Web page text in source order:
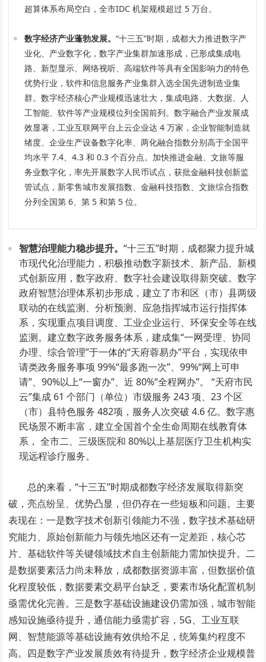
超算体系布局空白，全市IDC 机架规模超过 5 万台。
数字经济产业蓬勃发展。“十三五”时期，成都大力推进数字产
业化、产业数字化，数字产业集群加速形成，已形成集成电
路、新型显示、网络视听、高端软件等具有全国影响力的特色
优势行业，软件和信息服务产业集群入选全国先进制造业集
群。数字经济核心产业规模迅速壮大，集成电路、大数据、人
工智能、软件等产业规模位列全国前列。数字融合产业发展成
效显著，工业互联网平台上云企业达 4 万家，企业智能制造就
绪度、企业生产设备数字化率、两化融合指数分别高于全国平
均水平 7.4、4.3 和 0.3 个百分点。加快推进金融、文旅等服
务业数字化，率先开展数字人民币试点，获批金融科技创新监
管试点，新零售城市发展指数、金融科技指数、文旅综合指数
分列全国第 6、第 5 和第 5 位。
智慧治理能力稳步提升。“十三五”时期，成都聚力提升城
市现代化治理能力，积极推动数字新技术、新产品、新模
式创新应用，数字政府、数字社会建设取得新突破。数字
政府智慧治理体系初步形成，建立了市和区（市）县两级
联动的在线监测、分析预测、应急指挥城市运行指挥体
系，实现重点项目调度、工业企业运行、环保安全等在线
监测。建立数字政务服务体系，建成集“一网受理、协同
办理、综合管理”于一体的“天府蓉易办”平台，实现依申
请类政务服务事项 99%“最多跑一次”、99%“网上可申
请”、90%以上“一窗办”、近 80%“全程网办”。 “天府市民
云”集成 61 个部门（单位）市级服务 243 项、23 个区
（市）县特色服务 482项，服务人次突破 4.6 亿。数字惠
民场景不断丰富，建立全国首个全生命周期在线教育体
系， 全市二、三级医院和 80%以上基层医疗卫生机构实
现远程诊疗服务。
总的来看，“十三五”时期成都数字经济发展取得新突
破，亮点纷呈、优势凸显，但仍存在一些短板和问题。主要
表现在：一是数字技术创新引领能力不强，数字技术基础研
究能力、原始创新能力与领先地区还有一定差距，核心芯
片、基础软件等关键领域技术自主创新能力需加快提升。二
是数据要素活力尚未释放，成都数据资源丰富，但数据价值
化程度较低，数据要素交易平台缺乏，要素市场化配置机制
亟需优化完善。三是数字基础设施建设仍需加强，城市智能
感知设施亟待提升，通信能力亟需扩容，5G、工业互联
网、智慧能源等基础设施有效供给不足，统筹集约程度不
高。四是数字产业发展质效有待提升，数字经济企业规模普